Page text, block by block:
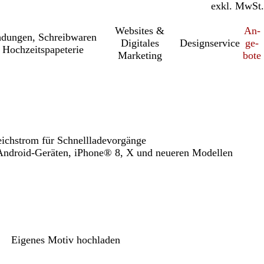
inkl. MwSt.
exkl. MwSt.
Schreib­wa­ren
Websites &
Digitales
Marketing
Designservice
An­­
ge­­
bo­­te
für Schnellladevorgänge
Geräten, iPhone® 8, X und neueren Modellen
Eigenes Motiv hochladen